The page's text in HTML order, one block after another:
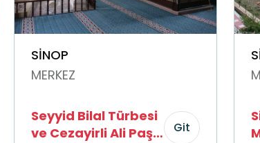
SİNOP
MERKEZ
Seyyid Bilal Türbesi
ve Cezayirli Ali Paşa
Git